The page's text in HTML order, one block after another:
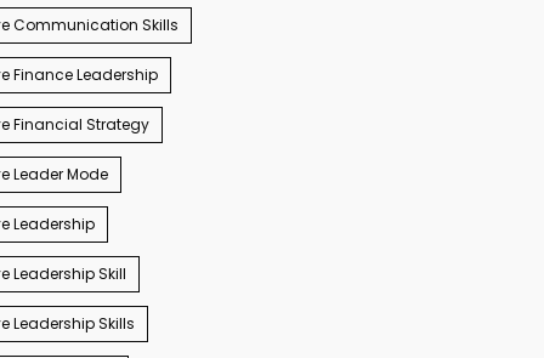
Communication Skills
Finance Leadership
Financial Strategy
Leader Mode
Leadership
Leadership Skill
Leadership Skills